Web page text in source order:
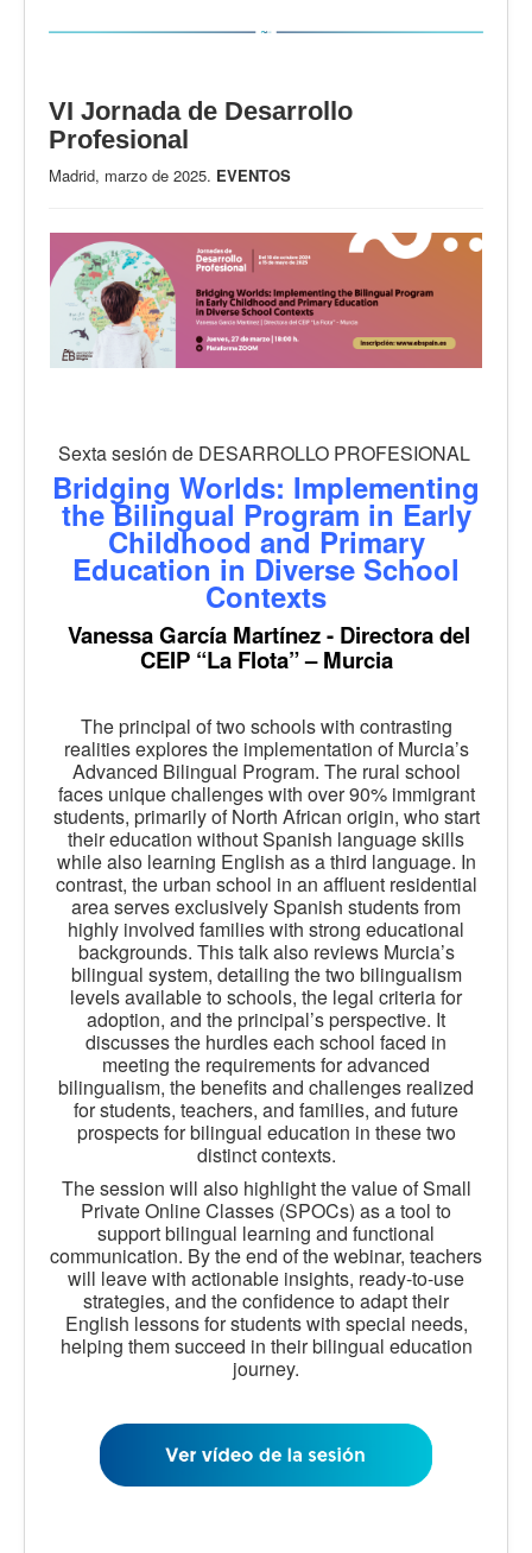
VI Jornada de Desarrollo
Profesional
Madrid, marzo de 2025. EVENTOS
Sexta sesión de DESARROLLO PROFESIONAL
Bridging Worlds: Implementing
the Bilingual Program in Early
Childhood and Primary
Education in Diverse School
Contexts
Vanessa García Martínez - Directora del
CEIP “La Flota” – Murcia
The principal of two schools with contrasting
realities explores the implementation of Murcia’s
Advanced Bilingual Program. The rural school
faces unique challenges with over 90% immigrant
students, primarily of North African origin, who start
their education without Spanish language skills
while also learning English as a third language. In
contrast, the urban school in an affluent residential
area serves exclusively Spanish students from
highly involved families with strong educational
backgrounds. This talk also reviews Murcia’s
bilingual system, detailing the two bilingualism
levels available to schools, the legal criteria for
adoption, and the principal’s perspective. It
discusses the hurdles each school faced in
meeting the requirements for advanced
bilingualism, the benefits and challenges realized
for students, teachers, and families, and future
prospects for bilingual education in these two
distinct contexts.
The session will also highlight the value of Small
Private Online Classes (SPOCs) as a tool to
support bilingual learning and functional
communication. By the end of the webinar, teachers
will leave with actionable insights, ready-to-use
strategies, and the confidence to adapt their
English lessons for students with special needs,
helping them succeed in their bilingual education
journey.